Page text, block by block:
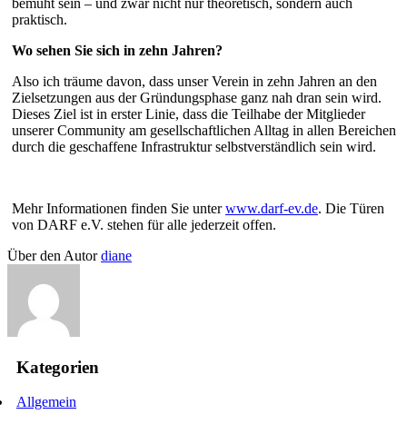
bemüht sein – und zwar nicht nur theoretisch, sondern auch
praktisch.
Wo sehen Sie sich in zehn Jahren?
Also ich träume davon, dass unser Verein in zehn Jahren an den
Zielsetzungen aus der Gründungsphase ganz nah dran sein wird.
Dieses Ziel ist in erster Linie, dass die Teilhabe der Mitglieder
unserer Community am gesellschaftlichen Alltag in allen Bereichen
durch die geschaffene Infrastruktur selbstverständlich sein wird.
Mehr Informationen finden Sie unterwww.darf-ev.de. Die Türen
von DARF e.V. stehen für alle jederzeit offen.
Über den Autordiane
Kategorien
Allgemein